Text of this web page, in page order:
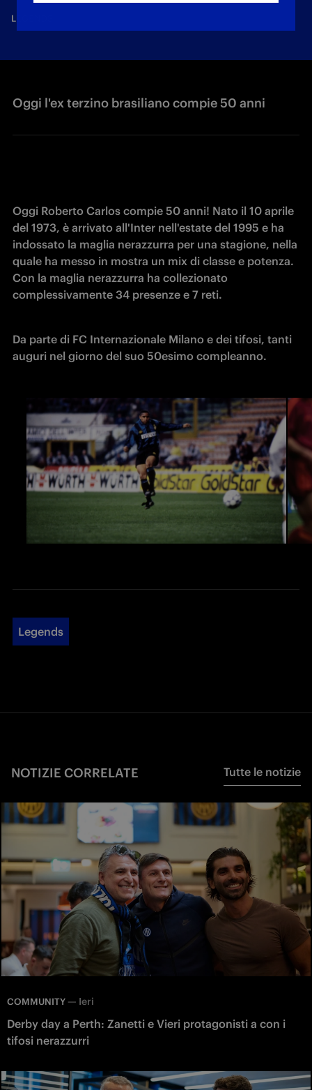
LEGENDS
Oggi l'ex terzino brasiliano compie 50 anni
Oggi Roberto Carlos compie 50 anni! Nato il 10 aprile
del 1973, è arrivato all'Inter nell'estate del 1995 e ha
indossato la maglia nerazzurra per una stagione, nella
quale ha messo in mostra un mix di classe e potenza.
Con la maglia nerazzurra ha collezionato
complessivamente 34 presenze e 7 reti.
Da parte di FC Internazionale Milano e dei tifosi, tanti
auguri nel giorno del suo 50esimo compleanno.
Legends
NOTIZIE CORRELATE Tutte le notizie
COMMUNITY — Ieri
Derby day a Perth: Zanetti e Vieri protagonisti a con i
tifosi nerazzurri